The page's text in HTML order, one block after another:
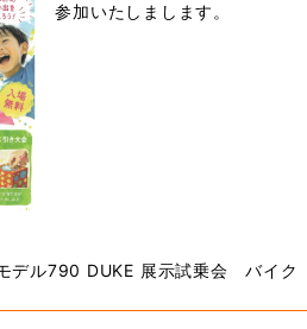
参加いたしまします。
ル790 DUKE 展示試乗会 バイク